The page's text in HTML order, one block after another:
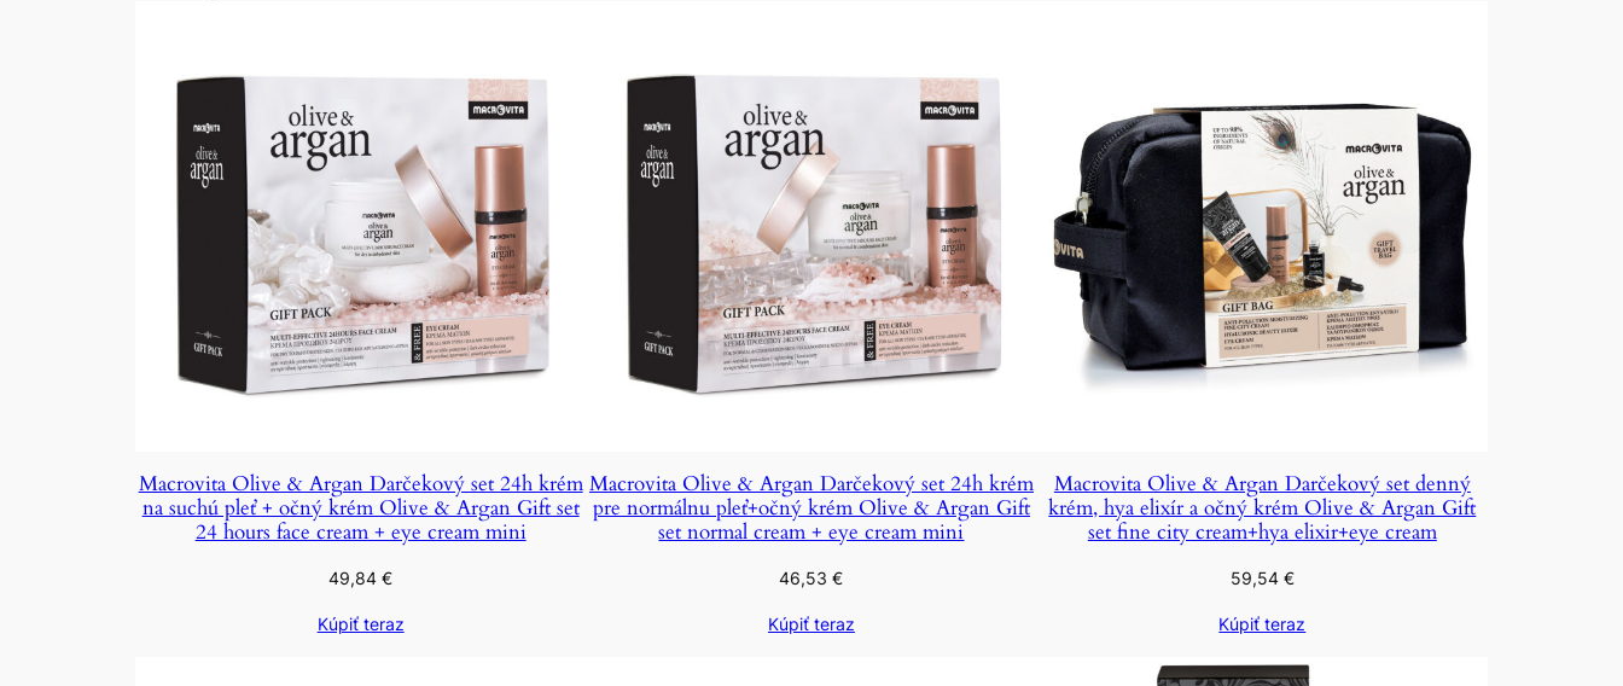
Macrovita Olive & Argan Darčekový set 24h krém
na suchú pleť + očný krém Olive & Argan Gift set
24 hours face cream + eye cream mini
49,84€
Kúpiť teraz
Macrovita Olive & Argan Darčekový set 24h krém
pre normálnu pleť+očný krém Olive & Argan Gift
set normal cream + eye cream mini
46,53€
Kúpiť teraz
Macrovita Olive & Argan Darčekový set denný
krém, hya elixír a očný krém Olive & Argan Gift
set fine city cream+hya elixir+eye cream
59,54 €
Kúpiť teraz